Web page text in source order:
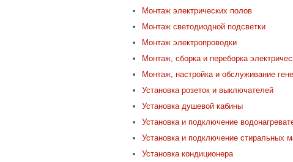
Монтаж электрических полов
Монтаж светодиодной подсветки
Монтаж электропроводки
Монтаж, сборка и переборка
Монтаж, настройка и обслуживание
Установка розеток и выключателей
Установка душевой кабины
Установка и подключение
Установка и подключение стиральных
Установка кондиционера